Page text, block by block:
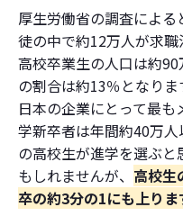
1人1社制の改定を
まとめ
厚生労働省の調査によ
徒の中で約12万人が求
高校卒業生の人口は約
の割合は約13％となりま
日本の企業にとって最
学新卒者は年間約40万
の高校生が進学を選ぶ
もしれませんが、 高校生
卒の約3分の1にも上りま